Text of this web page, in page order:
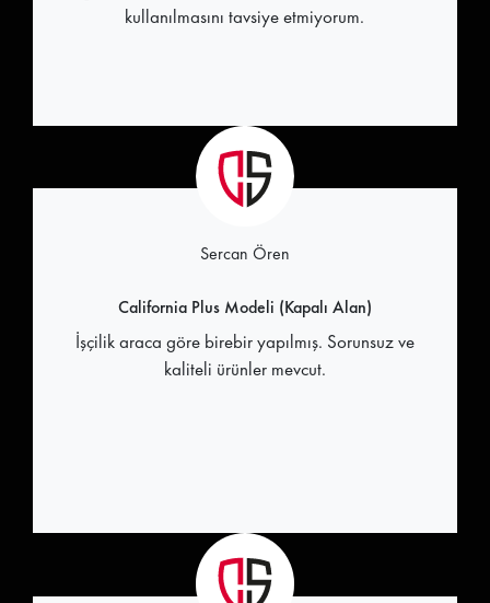
kullanılmasını tavsiye etmiyorum.
Sercan Ören
California Plus Modeli (Kapalı Alan)
İşçilik araca göre birebir yapılmış. Sorunsuz ve
kaliteli ürünler mevcut.